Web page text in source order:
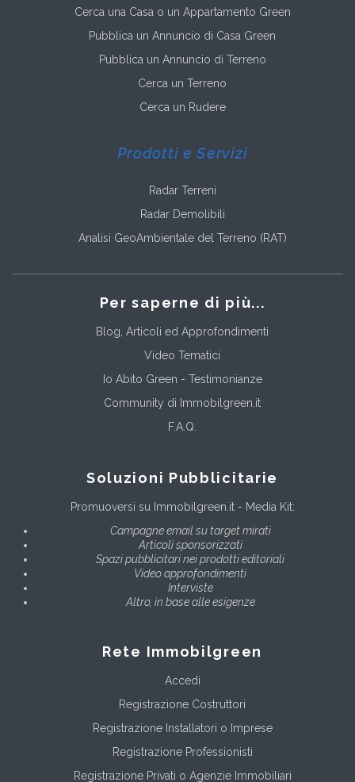
Cerca una Casa o un Appartamento Green
Pubblica un Annuncio di Casa Green
Pubblica un Annuncio di Terreno
Cerca un Terreno
Cerca un Rudere
Prodotti e Servizi
Radar Terreni
Radar Demolibili
Analisi GeoAmbientale del Terreno (RAT)
Per saperne di più...
Blog, Articoli ed Approfondimenti
Video Tematici
Io Abito Green - Testimonianze
Community di Immobilgreen.it
F.A.Q.
Soluzioni Pubblicitarie
Promuoversi su Immobilgreen.it - Media Kit:
Campagne email su target mirati
Articoli sponsorizzati
Spazi pubblicitari nei prodotti editoriali
Video approfondimenti
Interviste
Altro, in base alle esigenze
Rete Immobilgreen
Accedi
Registrazione Costruttori
Registrazione Installatori o Imprese
Registrazione Professionisti
Registrazione Privati o Agenzie Immobiliari